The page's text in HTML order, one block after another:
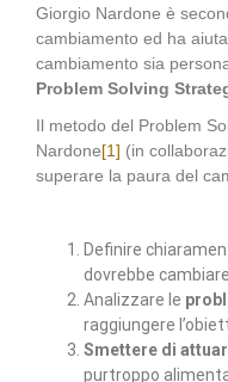
Giorgio Nardone è
cambiamento ed ha
cambiamento sia
Problem Solving
Il metodo del Problem
Nardone[1] (in
superare la paura del
Definire
dovrebbe
Analizzare le
raggiungere
Smettere di
purtroppo